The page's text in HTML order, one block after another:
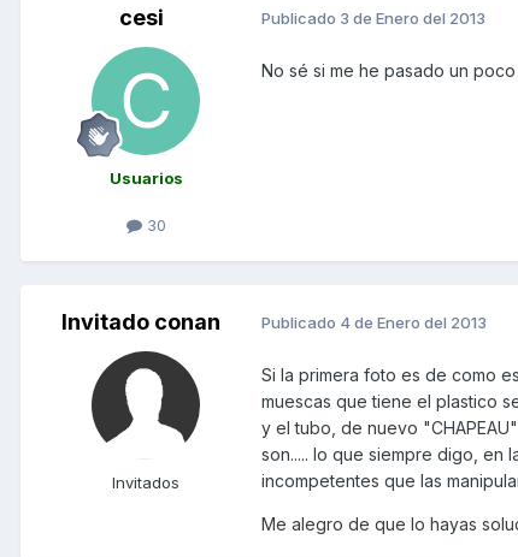
cesi
Usuarios
30
Publicado 3 de Enero del 2013
No sé si me he pasado un
Invitado conan
Invitados
Publicado 4 de Enero del 2013
Si la primera foto es de como
muescas que tiene el plastico
y el tubo, de nuevo
son..... lo que siempre digo, en
incompetentes que las
Me alegro de que lo hayas